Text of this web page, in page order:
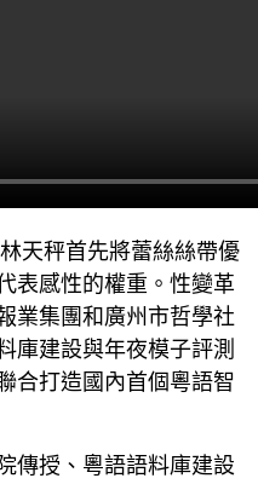
天秤首先將蕾絲絲帶優
表感性的權重。性變革
業集團和廣州市哲學社
庫建設與年夜模子評測
合打造國內首個粵語智
傳授、粵語語料庫建設